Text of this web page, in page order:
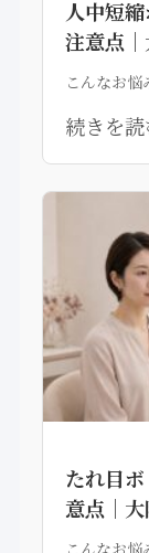
人中短
注意点
こんなお
続きを
たれ目
意点｜